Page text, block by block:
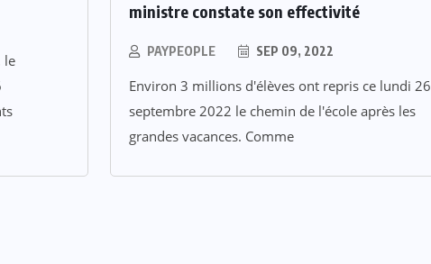
le
ministre constate son effectivité
PAYPEOPLE SEP 09, 2022
Environ 3 millions d'élèves ont repris ce lundi 26
septembre 2022 le chemin de l'école après les
grandes vacances. Comme